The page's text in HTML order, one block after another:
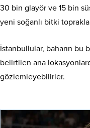
30 bin glayör ve 15 bin
yeni soğanlı bitki
İstanbullular, baharın
belirtilen ana
gözlemleyebilirler.